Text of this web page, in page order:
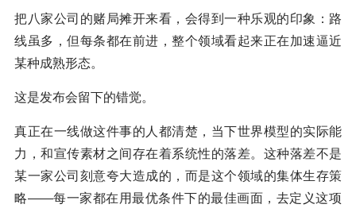
把八家公司的赌局摊开来看，会得到一种乐观的印象：路
线虽多，但每条都在前进，整个领域看起来正在加速逼近
某种成熟形态。
这是发布会留下的错觉。
真正在一线做这件事的人都清楚，当下世界模型的实际能
力，和宣传素材之间存在着系统性的落差。这种落差不是
某一家公司刻意夸大造成的，而是这个领域的集体生存策
略——每一家都在用最优条件下的最佳画面，去定义这项